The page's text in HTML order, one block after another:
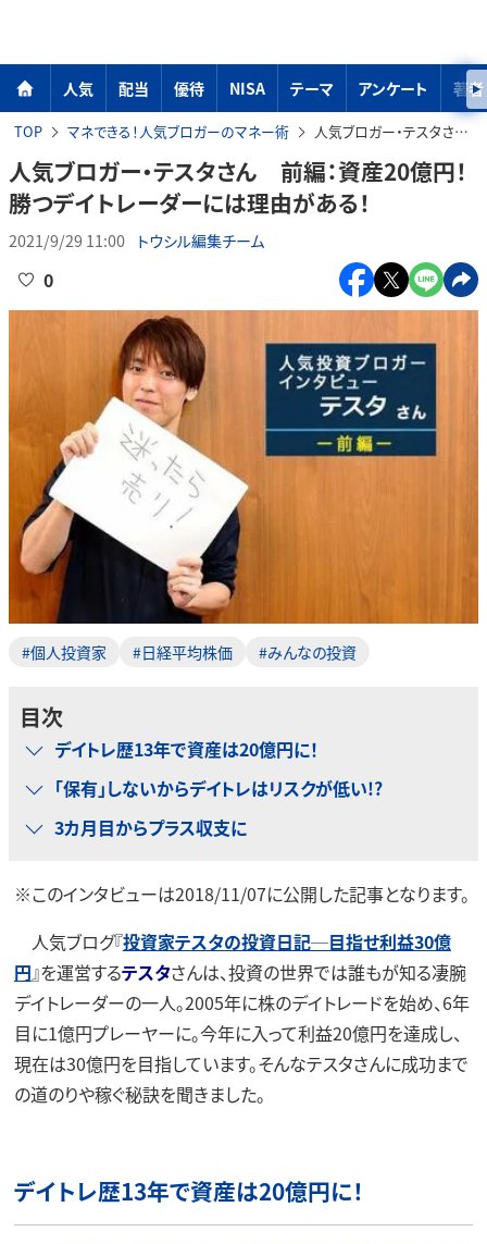
人気 配当 優待 NISA テーマ アンケート 著者
TOP マネできる！人気ブロガーのマネー術 人気ブロガー・テスタさん 前編：資産20億円！勝つデイトレーダーには理由がある！
人気ブロガー・テスタさん 前編：資産20億円！
勝つデイトレーダーには理由がある！
2021/9/29 11:00 トウシル編集チーム
0
#個人投資家 #日経平均株価 #みんなの投資
目次
デイトレ歴13年で資産は20億円に！
「保有」しないからデイトレはリスクが低い!?
3カ月目からプラス収支に
※このインタビューは2018/11/07に公開した記事となります。
人気ブログ『投資家テスタの投資日記─目指せ利益30億
円』を運営するテスタさんは、投資の世界では誰もが知る凄腕
デイトレーダーの一人。2005年に株のデイトレードを始め、6年
目に1億円プレーヤーに。今年に入って利益20億円を達成し、
現在は30億円を目指しています。そんなテスタさんに成功まで
の道のりや稼ぐ秘訣を聞きました。
デイトレ歴13年で資産は20億円に！